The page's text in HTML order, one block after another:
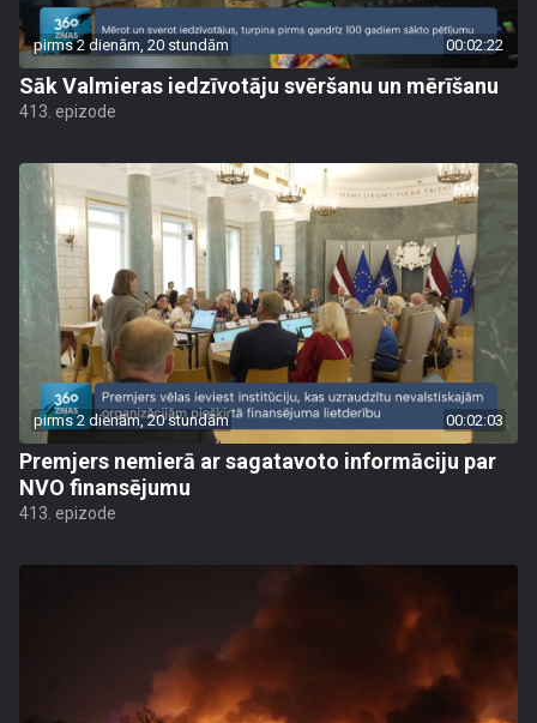
pirms 2 dienām, 20 stundām 00:02:22
Sāk Valmieras iedzīvotāju svēršanu un mērīšanu
413. epizode
pirms 2 dienām, 20 stundām 00:02:03
Premjers nemierā ar sagatavoto informāciju par
NVO finansējumu
413. epizode